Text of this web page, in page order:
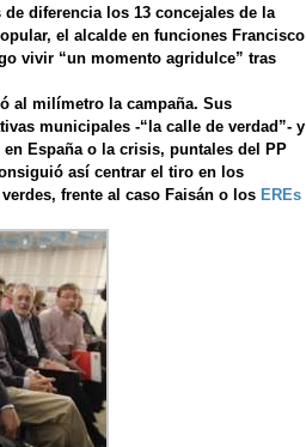
diferencia los 13 concejales de la
el alcalde en funciones Francisco
vivir “un momento agridulce” tras
al milímetro la campaña. Sus
municipales -“la calle de verdad”- y
España o la crisis, puntales del PP
así centrar el tiro en los
frente al caso Faisán o los EREs